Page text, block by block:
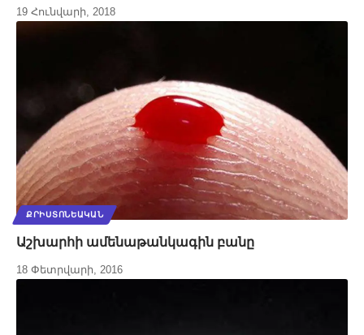
19 Հունվարի, 2018
ՔՐԻՍՏՈՆԵԱԿԱՆ
Աշխարհի ամենաթանկագին բանը
18 Փետրվարի, 2016